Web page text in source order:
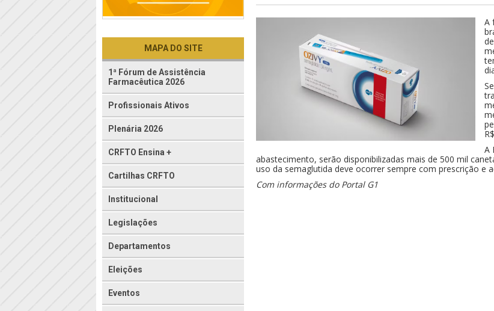
MAPA DO SITE
1ª Fórum de Assistência
Farmacêutica 2026
Profissionais Ativos
Plenária 2026
CRFTO Ensina +
Cartilhas CRFTO
Institucional
Legislações
Departamentos
Eleições
Eventos
A
A
abastecimento, serão disponibilizadas mais de 500 mil
uso da semaglutida deve ocorrer sempre com prescrição e
Com informações do Portal G1